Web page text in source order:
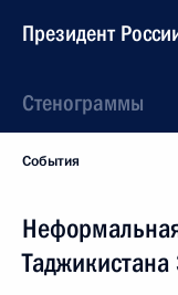
Президент
Стенограммы
События